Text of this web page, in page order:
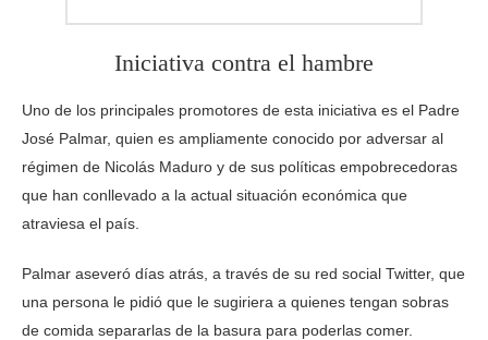
Iniciativa contra el hambre
Uno de los principales promotores de esta iniciativa es el Padre
José Palmar, quien es ampliamente conocido por adversar al
régimen de Nicolás Maduro y de sus políticas empobrecedoras
que han conllevado a la actual situación económica que
atraviesa el país.
Palmar aseveró días atrás, a través de su red social Twitter, que
una persona le pidió que le sugiriera a quienes tengan sobras
de comida separarlas de la basura para poderlas comer.